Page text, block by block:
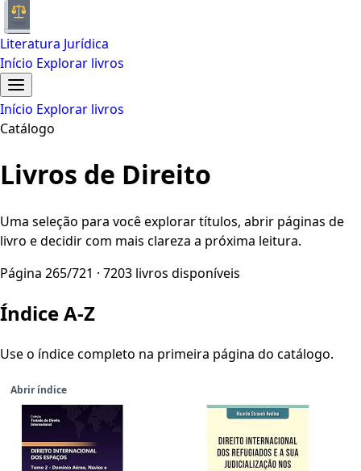
Literatura Jurídica
Início Explorar livros
Início Explorar livros
Catálogo
Livros de Direito
Uma seleção para você explorar títulos, abrir páginas de
livro e decidir com mais clareza a próxima leitura.
Página 265/721 · 7203 livros disponíveis
Índice A-Z
Use o índice completo na primeira página do catálogo.
Abrir índice